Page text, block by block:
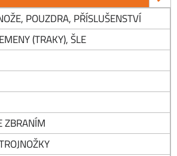
POUZDRA, PŘÍSLUŠENSTVÍ
(TRAKY), ŠLE
ZBRANÍM